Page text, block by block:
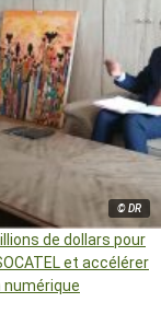
© DR
de dollars pour
et accélérer
numérique